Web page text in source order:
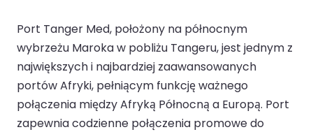
Port Tanger Med, położony na północnym
wybrzeżu Maroka w pobliżu Tangeru, jest jednym z
największych i najbardziej zaawansowanych
portów Afryki, pełniącym funkcję ważnego
połączenia między Afryką Północną a Europą. Port
zapewnia codzienne połączenia promowe do